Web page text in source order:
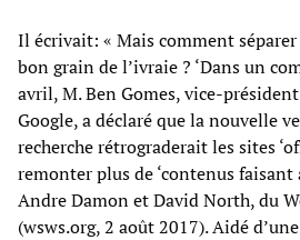
Il écrivait: « Mais comment
bon grain de l’ivraie ? ‘Dans un
avril, M. Ben Gomes, vice-
Google, a déclaré que la nouvelle
recherche rétrograderait les sites
remonter plus de ‘contenus
Andre Damon et David North, du
(wsws.org, 2 août 2017). Aidé